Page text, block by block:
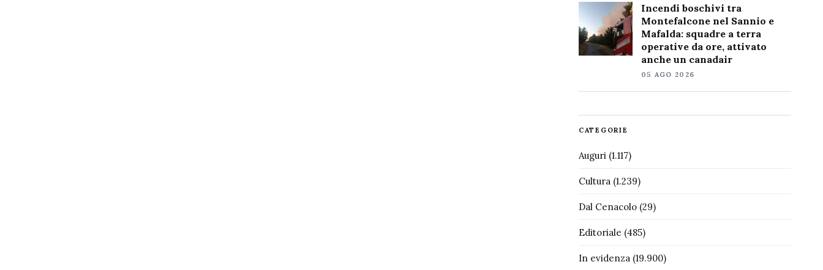
Incendi boschivi tra
Montefalcone nel Sannio e
Mafalda: squadre a terra
operative da ore, attivato
anche un canadair
05 AGO 2026
CATEGORIE
Auguri(1.117)
Cultura(1.239)
Dal Cenacolo(29)
Editoriale (485)
In evidenza(19.900)